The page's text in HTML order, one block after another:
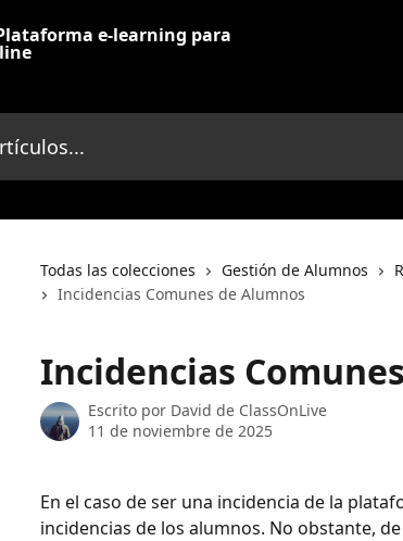
Todas las colecciones Gestión de Alumnos
Incidencias Comunes de Alumnos
Incidencias
Escrito por David de ClassOnLive
11 de noviembre de 2025
En el caso de ser una incidencia de la
incidencias de los alumnos. No obstante,